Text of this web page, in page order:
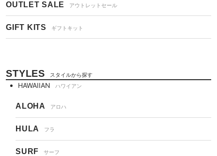
OUTLET SALE アウトレットセール
GIFT KITS ギフトキット
STYLES スタイルから探す
HAWAIIAN ハワイアン
ALOHA アロハ
HULA フラ
SURF サーフ